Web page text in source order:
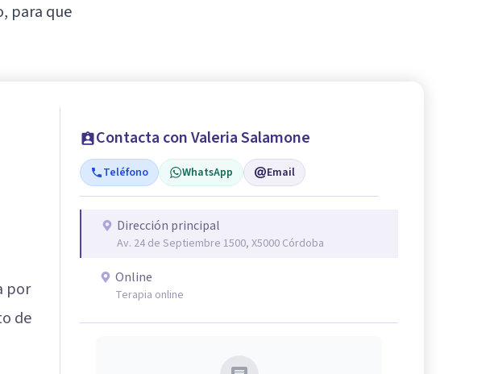
para que
por
de
Contacta con Valeria Salamone
Teléfono WhatsApp Email
Dirección principal
Av. 24 de Septiembre 1500, X5000 Córdoba
Online
Terapia online